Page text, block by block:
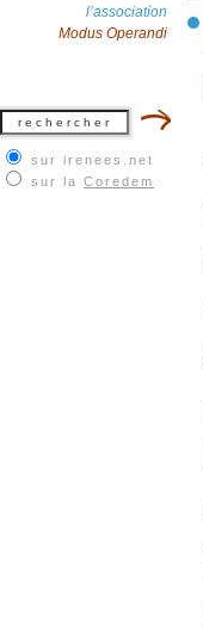
l’association
Modus Operandi
sur irenees.net
sur la Coredem